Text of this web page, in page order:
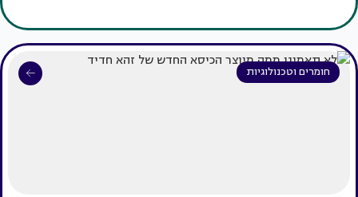
חומרים וטכנולוגיות